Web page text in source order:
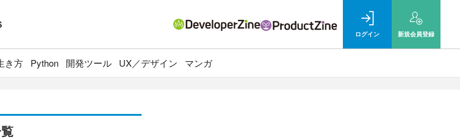
ログイン 新規会員登録
き方 Python 開発ツール UX／デザイン マンガ